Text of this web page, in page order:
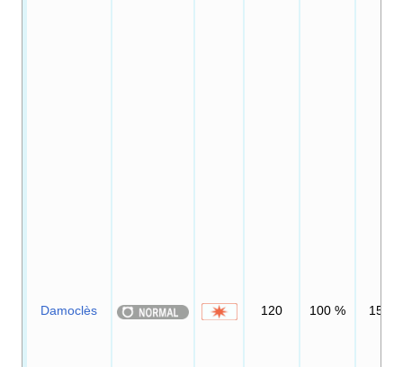
Damoclès 120 100 % 15